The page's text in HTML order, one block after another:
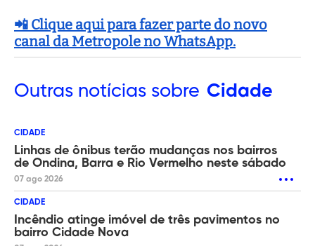
📲 Clique aqui para fazer parte do novo
canal da Metropole no WhatsApp.
Outras notícias sobre Cidade
CIDADE
Linhas de ônibus terão mudanças nos bairros
de Ondina, Barra e Rio Vermelho neste sábado
07 ago 2026
CIDADE
Incêndio atinge imóvel de três pavimentos no
bairro Cidade Nova